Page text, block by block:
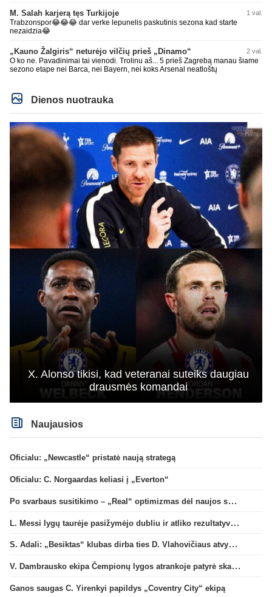
M. Salah karjerą tęs Turkijoje 1 val.
Trabzonspor😂😂😂 dar verke lepunelis paskutinis sezona kad starte
nezaidzia😂
„Kauno Žalgiris“ neturėjo vilčių prieš „Dinamo“ 2 val.
O ko ne. Pavadinimai tai vienodi. Trolinu aš... 5 prieš Zagrebą manau šiame
sezono etape nei Barca, nei Bayern, nei koks Arsenal neatloštų
Dienos nuotrauka
X. Alonso tikisi, kad veteranai suteiks daugiau
drausmės komandai
Naujausios
Oficialu: „Newcastle“ pristatė naują strategą
Oficialu: C. Norgaardas keliasi į „Everton“
Po svarbaus susitikimo – „Real“ optimizmas dėl naujos sutarties su Viniciumi
L. Messi lygų taurėje pasižymėjo dubliu ir atliko rezultatyvų perdavimą
S. Adali: „Besiktas“ klubas dirba ties D. Vlahovičiaus atvykimu“
V. Dambrausko ekipa Čempionų lygos atrankoje patyrė skaudžią nesėkmę
Ganos saugas C. Yirenkyi papildys „Coventry City“ ekipą